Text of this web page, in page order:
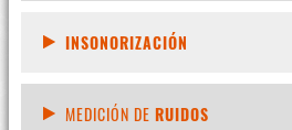
INSONORIZACIÓN
MEDICIÓN DE RUIDOS